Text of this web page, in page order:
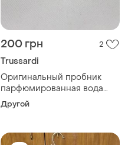
200 грн 2
Trussardi
Оригинальный пробник
парфюмированная вода
champaca edizione
millesimata от trussardi
Другой